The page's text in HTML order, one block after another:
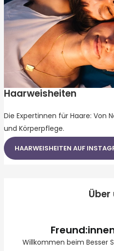
Haarweisheiten
Die Expertinnen für Haare: Von
und Körperpflege.
HAARWEISHEITEN AUF
Über
Willkommen beim Besser